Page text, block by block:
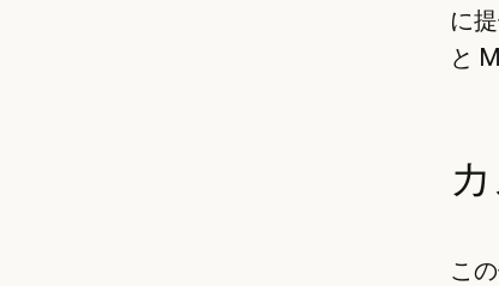
に
と
こ